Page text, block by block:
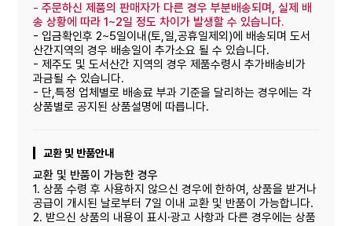
-주문하신 제품의 판매자가 다른 경우 부분배송되며, 실제 배
송 상황에 따라 1~2일 정도 차이가 발생할 수 있습니다.
- 입금확인후 2~5일이내(토,일,공휴일제외)에 배송되며 도서
산간지역의 경우 배송일이 추가소요 될 수 있습니다.
- 제주도 및 도서산간 지역의 경우 제품수령시 추가배송비가
과금될 수 있습니다.
- 단,특정 업체별로 배송료 부과 기준을 달리하는 경우에는 각
상품별로 공지된 상품설명에 따릅니다.
교환 및 반품안내
교환 및 반품이 가능한 경우
1. 상품 수령 후 사용하지 않으신 경우에 한하여, 상품을 받거나
공급이 개시된 날로부터 7일 이내 교환 및 반품이 가능합니다.
2. 받으신 상품의 내용이 표시·광고 사항과 다른 경우에는 상품